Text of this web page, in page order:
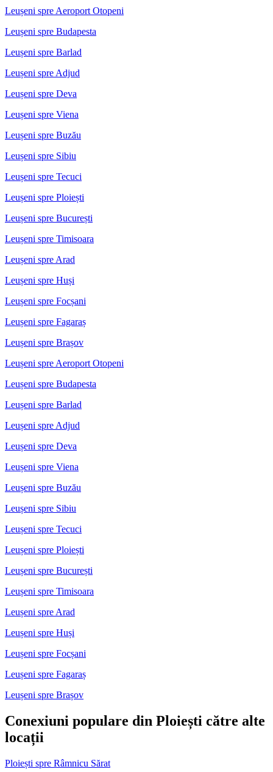
Leușeni spre Aeroport Otopeni
Leușeni spre Budapesta
Leușeni spre Barlad
Leușeni spre Adjud
Leușeni spre Deva
Leușeni spre Viena
Leușeni spre Buzău
Leușeni spre Sibiu
Leușeni spre Tecuci
Leușeni spre Ploiești
Leușeni spre București
Leușeni spre Timisoara
Leușeni spre Arad
Leușeni spre Huși
Leușeni spre Focșani
Leușeni spre Fagaraș
Leușeni spre Brașov
Leușeni spre Aeroport Otopeni
Leușeni spre Budapesta
Leușeni spre Barlad
Leușeni spre Adjud
Leușeni spre Deva
Leușeni spre Viena
Leușeni spre Buzău
Leușeni spre Sibiu
Leușeni spre Tecuci
Leușeni spre Ploiești
Leușeni spre București
Leușeni spre Timisoara
Leușeni spre Arad
Leușeni spre Huși
Leușeni spre Focșani
Leușeni spre Fagaraș
Leușeni spre Brașov
Conexiuni populare din Ploiești către alte
locații
Ploiești spre Râmnicu Sărat